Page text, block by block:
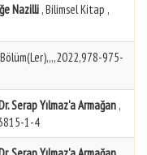
Nazilli , Bilimsel Kitap ,
975-
Serap Yılmaz'a Armağan ,
1-4